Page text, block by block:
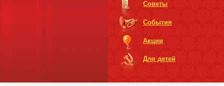
Советы
События
Акции
Для детей